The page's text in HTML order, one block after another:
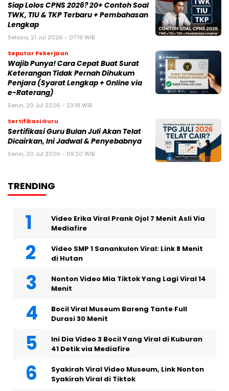
Siap Lolos CPNS 2026? 20+ Contoh Soal
TWK, TIU & TKP Terbaru + Pembahasan
Lengkap
Selasa, 21 Jul 2026 - 07:19 WIB
Seputar Pekerjaan
Wajib Punya! Cara Cepat Buat Surat
Keterangan Tidak Pernah Dihukum
Penjara (Syarat Lengkap + Online via
e-Raterang)
Senin, 20 Jul 2026 - 23:18 WIB
Sertifikasi Guru
Sertifikasi Guru Bulan Juli Akan Telat
Dicairkan, Ini Jadwal & Penyebabnya
Senin, 20 Jul 2026 - 09:20 WIB
TRENDING
Video Erika Viral Prank Ojol 7 Menit Asli Via
Mediafire
Video SMP 1 Sanankulon Viral: Link 8 Menit
di Hutan
Nonton Video Mia Tiktok Yang Lagi Viral 14
Menit
Bocil Viral Museum Bareng Tante Full
Durasi 30 Menit
Ini Dia Video 3 Bocil Yang Viral di Kuburan
41 Detik via Mediafire
Syakirah Viral Video Museum, Link Nonton
Syakirah Viral di Tiktok